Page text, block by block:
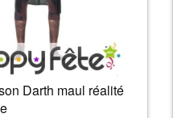
Darth maul réalité